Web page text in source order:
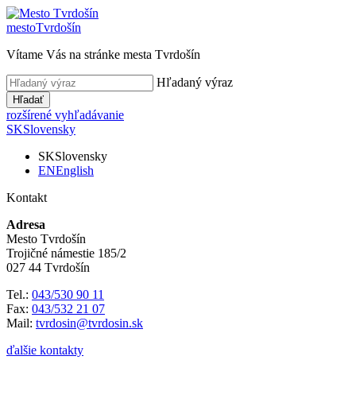
mestoTvrdošín
Vítame Vás na stránke mesta Tvrdošín
Hľadaný výraz
Hľadať
rozšírené vyhľadávanie
SKSlovensky
SKSlovensky
ENEnglish
Kontakt
Adresa
Mesto Tvrdošín
Trojičné námestie 185/2
027 44 Tvrdošín
Tel.: 043/530 90 11
Fax: 043/532 21 07
Mail: tvrdosin@tvrdosin.sk
ďalšie kontakty